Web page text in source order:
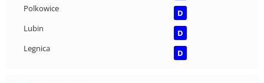
Polkowice
D
Lubin
D
Legnica
D